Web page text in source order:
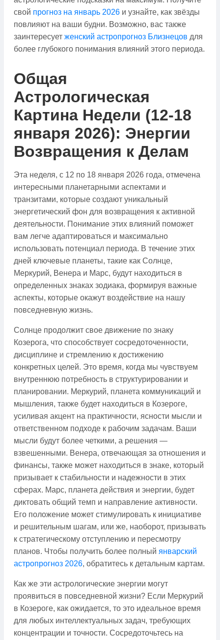
свой прогноз на январь 2026 и узнайте, как звёзды
повлияют на ваши будни. Возможно, вас также
заинтересует женский астропрогноз Близнецов для
более глубокого понимания влияний этого периода.
Общая
Астрологическая
Картина Недели (12-18
января 2026): Энергии
Возвращения к Делам
Эта неделя, с 12 по 18 января 2026 года, отмечена
интересными планетарными аспектами и
транзитами, которые создают уникальный
энергетический фон для возвращения к активной
деятельности. Понимание этих влияний поможет
вам легче адаптироваться и максимально
использовать потенциал периода. В течение этих
дней ключевые планеты, такие как Солнце,
Меркурий, Венера и Марс, будут находиться в
определенных знаках зодиака, формируя важные
аспекты, которые окажут воздействие на нашу
повседневную жизнь.
Солнце продолжит свое движение по знаку
Козерога, что способствует сосредоточенности,
дисциплине и стремлению к достижению
конкретных целей. Это время, когда мы чувствуем
внутреннюю потребность в структурировании и
планировании. Меркурий, планета коммуникаций и
мышления, также будет находиться в Козероге,
усиливая акцент на практичности, ясности мысли и
ответственном подходе к рабочим задачам. Ваши
мысли будут более четкими, а решения —
взвешенными. Венера, отвечающая за отношения и
финансы, также может находиться в знаке, который
призывает к стабильности и надежности в этих
сферах. Марс, планета действия и энергии, будет
диктовать общий темп и направление активности.
Его положение может стимулировать к инициативе
и решительным шагам, или же, наоборот, призывать
к стратегическому отступлению и пересмотру
планов. Чтобы получить более полный январский
астропрогноз 2026, обратитесь к детальным картам.
Как же эти астрологические энергии могут
проявиться в повседневной жизни? Если Меркурий
в Козероге, как ожидается, то это идеальное время
для любых интеллектуальных задач, требующих
концентрации и точности. Сосредоточьтесь на